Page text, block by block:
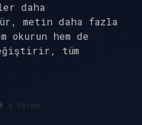
daha
metin daha fazla
okurun hem de
tüm
6 Yorum